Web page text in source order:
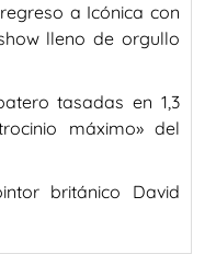
a Icónica con
lleno de orgullo
tasadas en 1,3
máximo» del
británico David